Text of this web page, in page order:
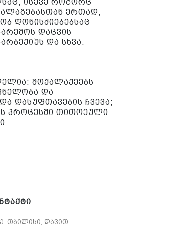
ერთად,
ღონისძიებებსაც
დაცვის
და სხვა.
მოქალაქეებს
და
დასუფთავების ჩვევა;
პროცესში თითოეული
ქ. თბილისი, დავით